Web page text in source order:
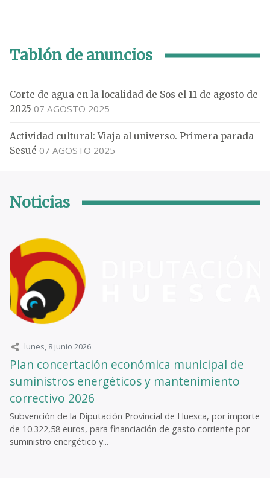
Tablón de anuncios
Corte de agua en la localidad de Sos el 11 de agosto de
2025 07 AGOSTO 2025
Actividad cultural: Viaja al universo. Primera parada
Sesué 07 AGOSTO 2025
Noticias
lunes, 8 junio 2026
Plan concertación económica municipal de
suministros energéticos y mantenimiento
correctivo 2026
Subvención de la Diputación Provincial de Huesca, por importe
de 10.322,58 euros, para financiación de gasto corriente por
suministro energético y...